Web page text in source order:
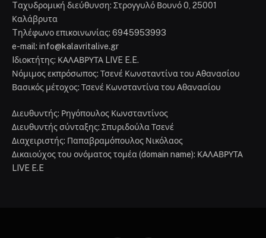
Tαχυδρομική διεύθυνση: Στρογγυλό Βουνό 0, 25001
Καλάβρυτα
Tηλέφωνο επικοινωνίας: 6945953993
e-mail: info@kalavritalive.gr
Iδιοκτήτης: ΚΑΛΑΒΡΥΤΑ LIVE E.E.
Νόμιμος εκπρόσωπος: Τσενέ Κωνσταντίνα του Αθανασίου
Βασικός μέτοχος: Τσενέ Κωνσταντίνα του Αθανασίου
Διευθυντής: Ρηγόπουλος Κωνσταντίνος
Διευθυντής σύνταξης: Σπυριδούλα Τσενέ
Διαχειριστής: Παπαβραμόπουλος Νικόλαος
Δικαιούχος του ονόματος τομέα (domain name): ΚΑΛΑΒΡΥΤΑ
LIVE E.E